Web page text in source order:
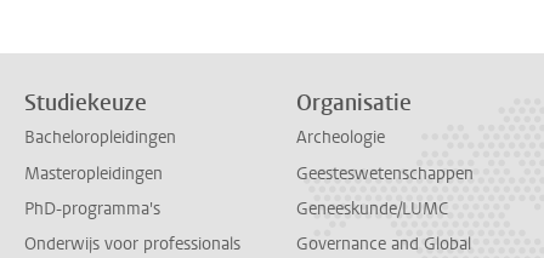
Studiekeuze
Bacheloropleidingen
Masteropleidingen
PhD-programma's
Onderwijs voor professionals
Organisatie
Archeologie
Geesteswetenschappen
Geneeskunde/LUMC
Governance and Global